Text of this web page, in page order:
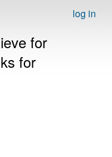
log in
for
for